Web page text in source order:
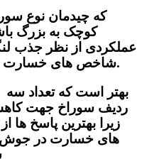
کوچک به بزرگ
عملکردی از نظر جذب
شاخص های خسارت در جوش نفوذی می باشند.
ردیف سوراخ جهت
زیرا بهترین پاسخ
های خسارت در جوش